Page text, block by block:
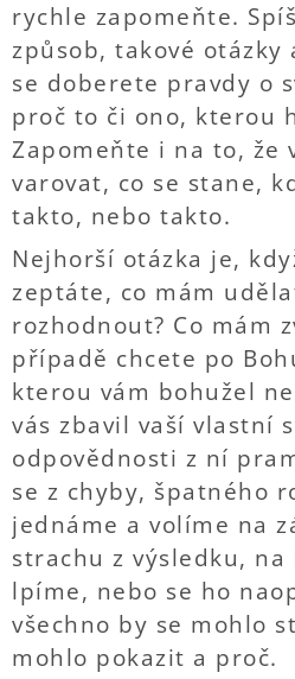
rychle zapomeňte.
způsob, takové otázky
se doberete pravdy o
proč to či ono, kterou
Zapomeňte i na to, že
varovat, co se stane,
takto, nebo takto.
Nejhorší otázka je,
zeptáte, co mám
rozhodnout? Co mám
případě chcete po
kterou vám bohužel
vás zbavil vaší vlastní
odpovědnosti z ní
se z chyby, špatného
jednáme a volíme na
strachu z výsledku,
lpíme, nebo se ho
všechno by se mohlo
mohlo pokazit a proč.